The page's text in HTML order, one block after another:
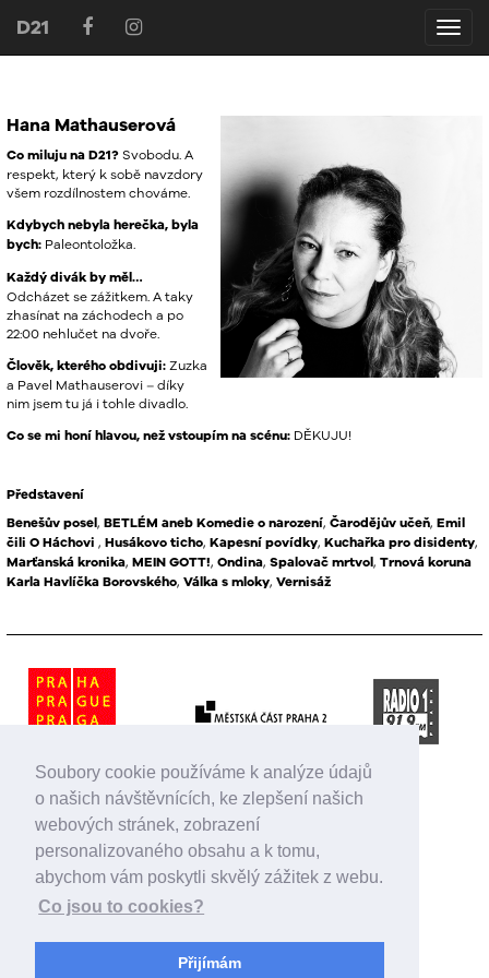
Soubory cookie používáme k analýze údajů
o našich návštěvnících, ke zlepšení našich
webových stránek, zobrazení
personalizovaného obsahu a k tomu,
abychom vám poskytli skvělý zážitek z webu.
Co jsou to cookies?
Přijímám
D21
D21
Hana Mathauserová
Co miluju na D21? Svobodu. A
respekt, který k sobě navzdory
všem rozdílnostem chováme.
Kdybych nebyla herečka, byla
bych: Paleontoložka.
Každý divák by měl…
Odcházet se zážitkem. A taky
zhasínat na záchodech a po
22:00 nehlučet na dvoře.
Člověk, kterého obdivuji: Zuzka
a Pavel Mathauserovi – díky
nim jsem tu já i tohle divadlo.
Co se mi honí hlavou, než vstoupím na scénu: DĚKUJU!
Představení
Benešův posel , BETLÉM aneb Komedie o narození, Čarodějův učeň, Emil
čili O Háchovi , Husákovo ticho, Kapesní povídky, Kuchařka pro disidenty,
Marťanská kronika, MEIN GOTT!, Ondina, Spalovač mrtvol , Trnová koruna
Karla Havlíčka Borovského, Válka s mloky, Vernisáž